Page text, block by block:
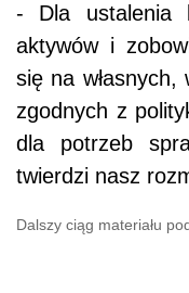
- Dla ustalenia
aktywów i
się na
zgodnych z
dla potrzeb
twierdzi nasz
Dalszy ciąg materiału